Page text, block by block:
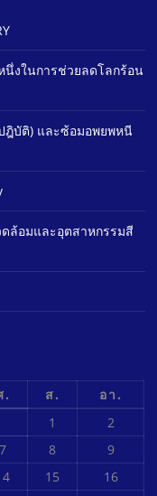
นึ่งในการช่วยลดโลกร้อน
ฎิบัติ) และซ้อมอพยพหนี
ล้อมและอุตสาหกรรมสี
. ส.
อา.
1
2
7 8
9
15
16